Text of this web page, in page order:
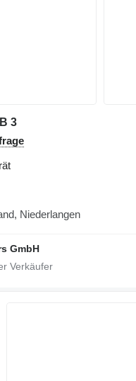
3
Niederlangen
GmbH